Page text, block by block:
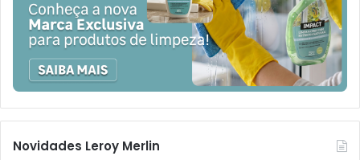
Novidades Leroy Merlin